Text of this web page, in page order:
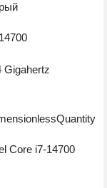
Gigahertz
Core i7-14700